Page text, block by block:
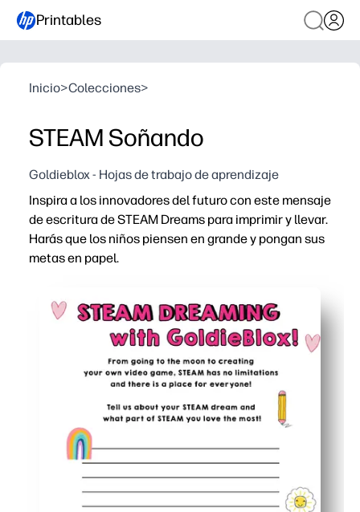
Printables
Inicio>Colecciones>
STEAM Soñando
Goldieblox - Hojas de trabajo de aprendizaje
Inspira a los innovadores del futuro con este mensaje
de escritura de STEAM Dreams para imprimir y llevar.
Harás que los niños piensen en grande y pongan sus
metas en papel.
Involucra la curiosidad: conecta la ciencia, la
Desarrolla las habilidades de escritura y SEL:
Flexible para la clase o el hogar, por lo que puedes